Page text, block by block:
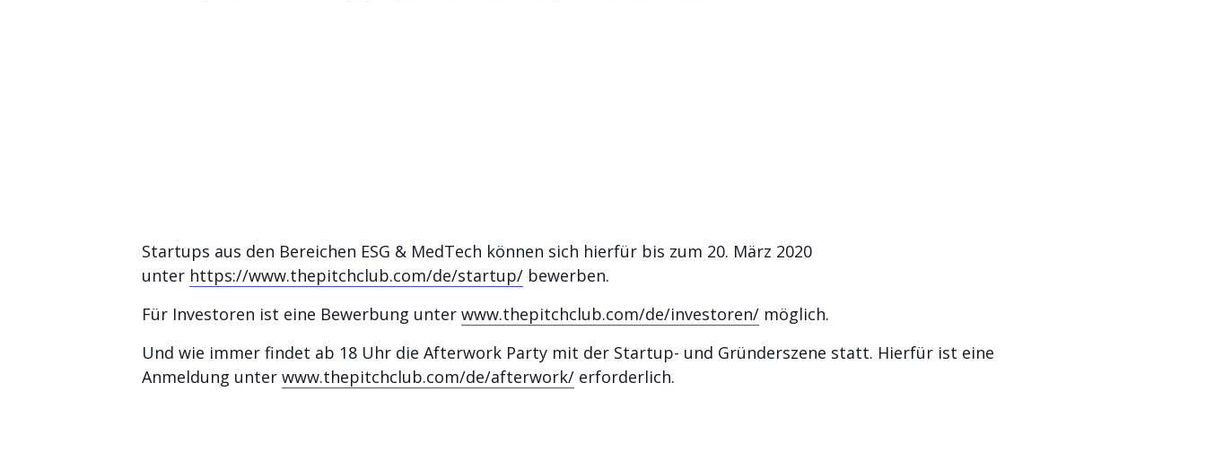
Startups aus den Bereichen ESG & MedTech können sich hierfür bis zum 20. März 2020
unter https://www.thepitchclub.com/de/startup/ bewerben.
Für Investoren ist eine Bewerbung unter www.thepitchclub.com/de/investoren/ möglich.
Und wie immer findet ab 18 Uhr die Afterwork Party mit der Startup- und Gründerszene statt. Hierfür ist eine
Anmeldung unter www.thepitchclub.com/de/afterwork/ erforderlich.